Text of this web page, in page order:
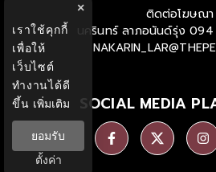
ติดต่อโฆษณา
นครินทร์ ลาภอนันด์รุ่ง 094
SOCIAL MEDIA
×
เราใช้คุกกี้
เพื่อให้
เว็บไซต์
ทำงานได้ดี
ขึ้น เพิ่มเติม
ยอมรับ
ตั้งค่า